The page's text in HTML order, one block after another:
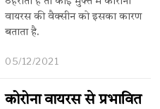
वायरस की वैक्सीन को इसका कारण
बताता है.
05/12/2021
कोरोना वायरस से प्रभावित